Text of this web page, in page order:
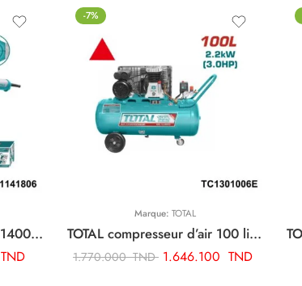
TOTAL polisseuse d’angle 1400w TP1141806
TND
-7%
Marque: TOTAL
TOTAL compresseur d’air 100 litres 3cv TC1301006E
1.770.000TND 1.646.100 TND